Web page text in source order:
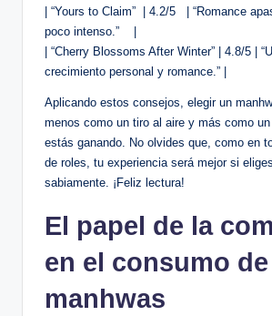
| “Yours to Claim” ⁢ | 4.2/5 ‌ ⁢ | “Romance
poco intenso.” ⁤⁢ ⁣ ⁤ |
| “Cherry Blossoms After Winter” | 4.8/5 |
‌crecimiento personal ⁤y romance.” ⁣|
Aplicando‍ estos consejos, elegir un
menos como un tiro al aire ‌y‍ más como
estás ganando. No‍ olvides que, como en
de roles, tu experiencia será mejor‍ si
sabiamente. ¡Feliz ⁢lectura!
El papel ‍de la
en el consumo⁤ de
manhwas